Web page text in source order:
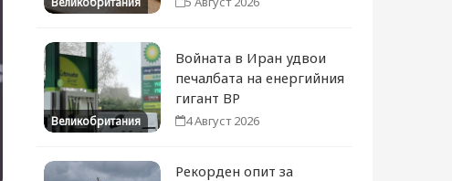
Великобритания
Войната в Иран удвои
печалбата на енергийния
гигант BP
4 Август 2026
Рекорден опит за